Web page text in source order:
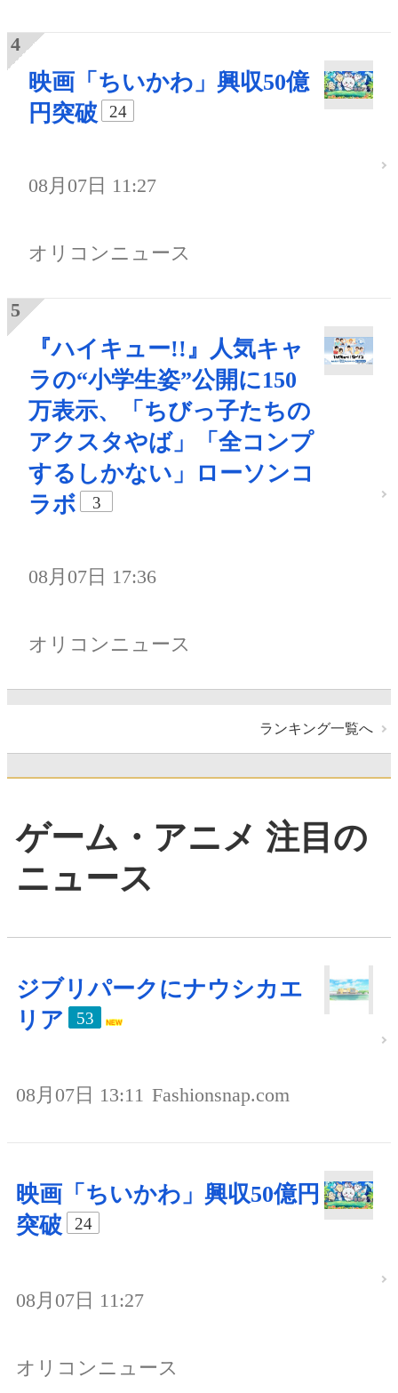
映画「ちいかわ」興収50億
円突破
24
08月07日 11:27
オリコンニュース
『ハイキュー!!』人気キャ
ラの“小学生姿”公開に150
万表示、「ちびっ子たちの
アクスタやば」「全コンプ
するしかない」ローソンコ
ラボ
3
08月07日 17:36
オリコンニュース
ランキング一覧へ
ゲーム・アニメ 注目の
ニュース
ジブリパークにナウシカエ
リア
53
08月07日 13:11 Fashionsnap.com
映画「ちいかわ」興収50億円
突破
24
08月07日 11:27
オリコンニュース